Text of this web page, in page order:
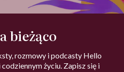
bieżąco
rozmowy i podcasty Hello
życiu. Zapisz się i